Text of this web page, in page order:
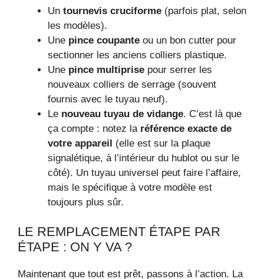
Un tournevis cruciforme (parfois plat, selon
les modèles).
Une pince coupante ou un bon cutter pour
sectionner les anciens colliers plastique.
Une pince multiprise pour serrer les
nouveaux colliers de serrage (souvent
fournis avec le tuyau neuf).
Le nouveau tuyau de vidange. C’est là que
ça compte : notez la référence exacte de
votre appareil (elle est sur la plaque
signalétique, à l’intérieur du hublot ou sur le
côté). Un tuyau universel peut faire l’affaire,
mais le spécifique à votre modèle est
toujours plus sûr.
LE REMPLACEMENT ÉTAPE PAR
ÉTAPE : ON Y VA ?
Maintenant que tout est prêt, passons à l’action. La